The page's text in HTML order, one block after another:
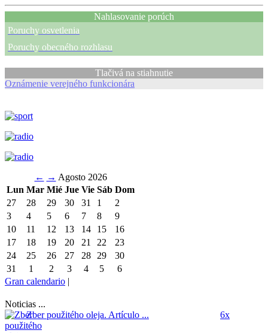
Nahlasovanie porúch
Poruchy osvetlenia
Poruchy obecného rozhlasu
Tlačivá na stiahnutie
Oznámenie verejného funkcionára
← → Agosto 2026
Lun Mar Mié Jue Vie Sáb Dom
27
28 29 30 31 1
2
3
4 5 6 7 8
9
10
11 12 13 14 15
16
17
18 19 20 21 22
23
24
25 26 27 28 29
30
31
1 2 3 4 5
6
Gran calendario |
Noticias ...
Zber použitého oleja. Artículo ... 6x